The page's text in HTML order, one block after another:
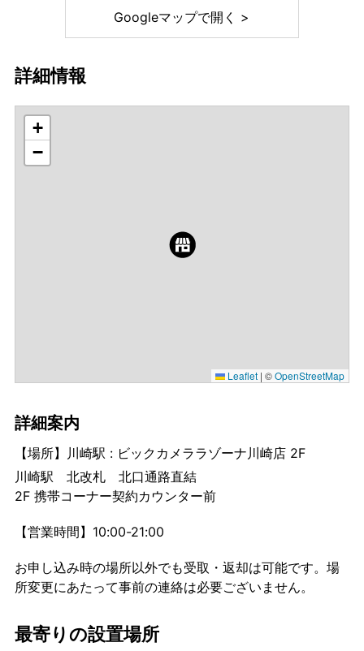
Googleマップで開く >
詳細情報
+
−
Leaflet | ©OpenStreetMap
詳細案内
【場所】川崎駅 : ビックカメララゾーナ川崎店 2F
川崎駅 北改札 北口通路直結
2F 携帯コーナー契約カウンター前
【営業時間】10:00-21:00
お申し込み時の場所以外でも受取・返却は可能です。場
所変更にあたって事前の連絡は必要ございません。
最寄りの設置場所